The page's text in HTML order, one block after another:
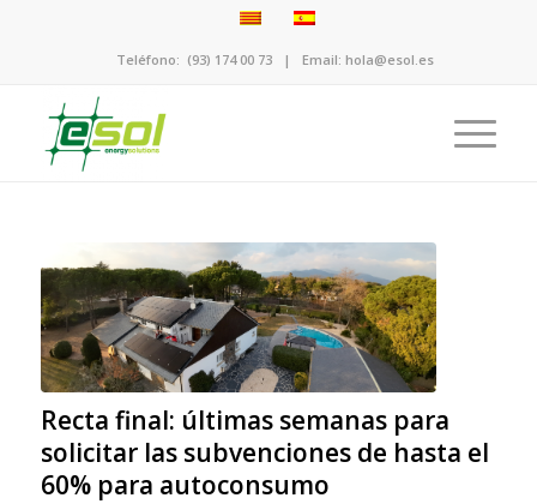
Teléfono: (93) 174 00 73 | Email:hola@esol.es
Recta final: últimas semanas para
solicitar las subvenciones de hasta el
60% para autoconsumo